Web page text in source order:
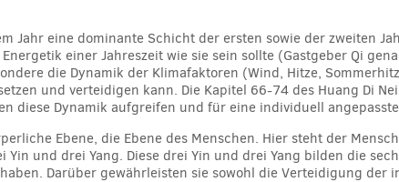
Jahr eine dominante Schicht der ersten sowie der zweiten
einer Jahreszeit wie sie sein sollte (Gastgeber Qi
die Dynamik der Klimafaktoren (Wind, Hitze,
und verteidigen kann. Die Kapitel 66-74 des Huang Di
diese Dynamik aufgreifen und für eine individuell
Ebene, die Ebene des Menschen. Hier steht der
und drei Yang. Diese drei Yin und drei Yang bilden die
Darüber gewährleisten sie sowohl die Verteidigung